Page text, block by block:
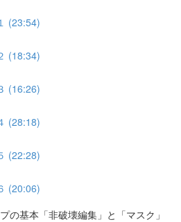
(23:54)
(18:34)
(16:26)
(28:18)
(22:28)
(20:06)
基本「非破壊編集」と「マスク」